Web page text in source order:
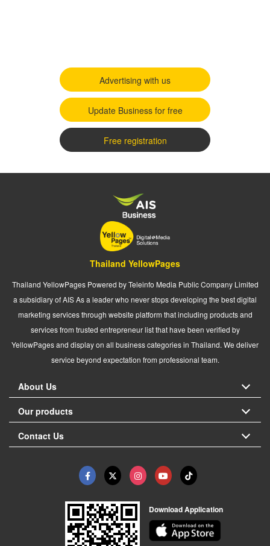
Advertising with us
Update Business for free
Free registration
Thailand YellowPages
Thailand YellowPages Powered by Teleinfo Media Public Company Limited
a subsidiary of AIS As a leader who never stops developing the best digital
marketing services through website platform that including products and
services from trusted entrepreneur list that have been verified by
YellowPages and display on all business categories in Thailand. We deliver
service beyond expectation from professional team.
About Us
Our products
Contact Us
Download Application